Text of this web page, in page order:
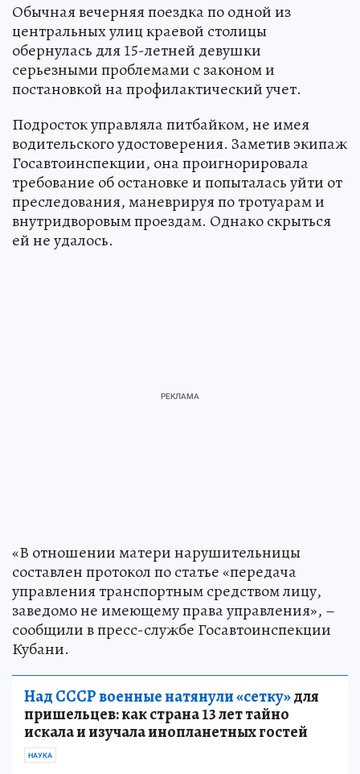
Обычная вечерняя поездка по одной из
центральных улиц краевой столицы
обернулась для 15-летней девушки
серьезными проблемами с законом и
постановкой на профилактический учет.
Подросток управляла питбайком, не имея
водительского удостоверения. Заметив экипаж
Госавтоинспекции, она проигнорировала
требование об остановке и попыталась уйти от
преследования, маневрируя по тротуарам и
внутридворовым проездам. Однако скрыться
ей не удалось.
«В отношении матери нарушительницы
составлен протокол по статье «передача
управления транспортным средством лицу,
заведомо не имеющему права управления», –
сообщили в пресс-службе Госавтоинспекции
Кубани.
Над СССР военные натянули «сетку»для
пришельцев: как страна 13 лет тайно
искала и изучала инопланетных гостей
НАУКА